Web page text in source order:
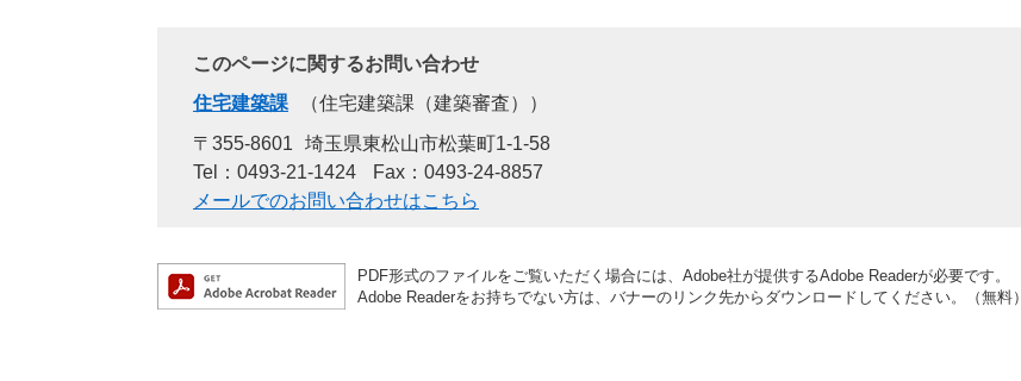
このページに関するお問い合わせ
住宅建築課
住宅建築課（建築審査）
〒355-8601
埼玉県東松山市松葉町1-1-58
Tel：0493-21-1424
Fax：0493-24-8857
メールでのお問い合わせはこちら
PDF形式のファイルをご覧いただく場合には、Adobe社が提供するAdobe Readerが必要です。
Adobe Readerをお持ちでない方は、バナーのリンク先からダウンロードしてください。（無料）